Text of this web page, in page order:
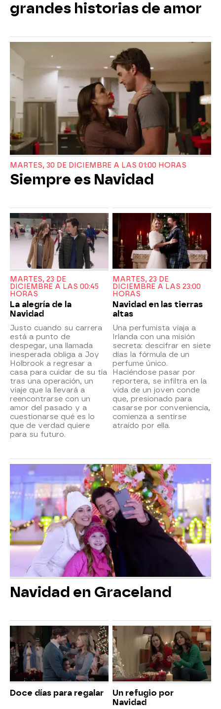
grandes historias de amor
MARTES, 30 DE DICIEMBRE A LAS 01:00 HORAS
Siempre es Navidad
MARTES, 23 DE
DICIEMBRE A LAS 00:45
HORAS
La alegría de la
Navidad
Justo cuando su carrera
está a punto de
despegar, una llamada
inesperada obliga a Joy
Holbrook a regresar a
casa para cuidar de su tía
tras una operación, un
viaje que la llevará a
reencontrarse con un
amor del pasado y a
cuestionarse qué es lo
que de verdad quiere
para su futuro.
MARTES, 23 DE
DICIEMBRE A LAS 23:00
HORAS
Navidad en las tierras
altas
Una perfumista viaja a
Irlanda con una misión
secreta: descifrar en siete
días la fórmula de un
perfume único.
Haciéndose pasar por
reportera, se infiltra en la
vida de un joven conde
que, presionado para
casarse por conveniencia,
comienza a sentirse
atraído por ella.
Navidad en Graceland
Doce días para regalar
Un refugio por
Navidad